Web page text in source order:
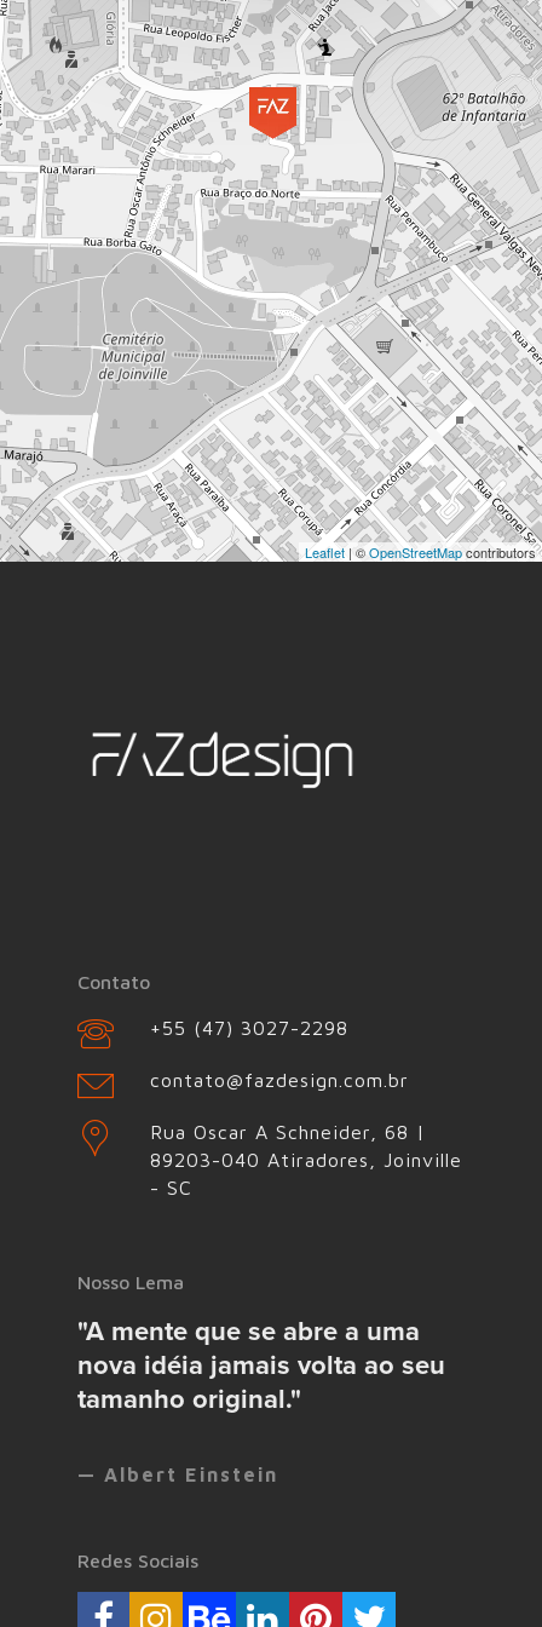
Leaflet | ©OpenStreetMapcontributors
Contato
+55 (47) 3027-2298
contato@fazdesign.com.br
Rua Oscar A Schneider, 68 |
89203-040 Atiradores, Joinville
- SC
Nosso Lema
"A mente que se abre a uma
nova idéia jamais volta ao seu
tamanho original."
— Albert Einstein
Redes Sociais